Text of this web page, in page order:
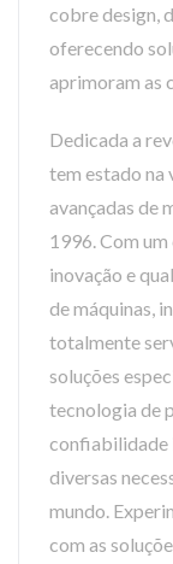
cobre design,
oferecendo
aprimoram as
Dedicada a
tem estado na
avançadas de
1996. Com
inovação e
de máquinas,
totalmente
soluções
tecnologia de
confiabilidade
diversas
mundo.
com as